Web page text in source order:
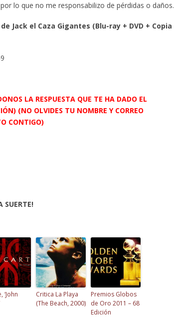
lo que no me responsabilizo de pérdidas o daños.
Jack el Caza Gigantes (Blu-ray + DVD + Copia
LA RESPUESTA QUE TE HA DADO EL
(NO OLVIDES TU NOMBRE Y CORREO
CONTIGO)
SUERTE!
‘John
Critica La Playa
(The Beach, 2000)
Premios Globos
de Oro 2011 – 68
Edición